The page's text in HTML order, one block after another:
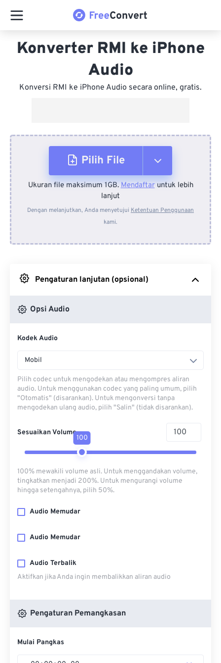
Konverter RMI ke iPhone
Audio
Konversi RMI ke iPhone Audio secara online, gratis.
Pilih File
Dari Perangkat
Dari Dropbox
Ukuran file maksimum 1GB.Mendaftaruntuk lebih
lanjut
Dengan melanjutkan, Anda menyetujui Ketentuan Penggunaan
kami.
Pengaturan lanjutan (opsional)
Opsi Audio
Kodek Audio
Mobil
Pilih codec untuk mengodekan atau mengompres aliran
audio. Untuk menggunakan codec yang paling umum, pilih
"Otomatis" (disarankan). Untuk mengonversi tanpa
mengodekan ulang audio, pilih "Salin" (tidak disarankan).
Sesuaikan Volume
100
100% mewakili volume asli. Untuk menggandakan volume,
tingkatkan menjadi 200%. Untuk mengurangi volume
hingga setengahnya, pilih 50%.
Audio Memudar
Audio Memudar
Audio Terbalik
Aktifkan jika Anda ingin membalikkan aliran audio
Pengaturan Pemangkasan
Mulai Pangkas